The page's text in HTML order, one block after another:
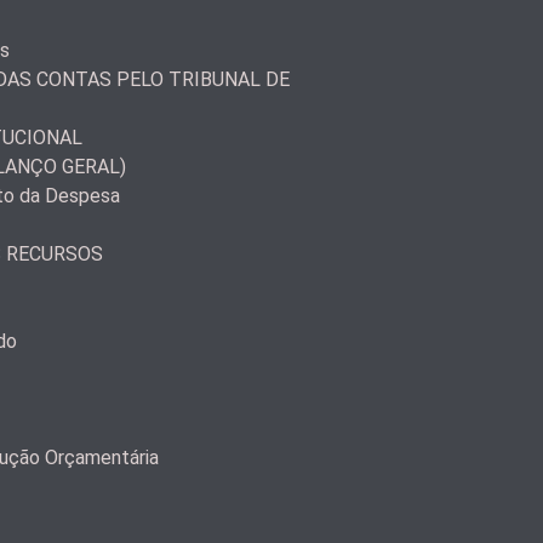
CONTAS PELO TRIBUNAL DE
GERAL)
da Despesa
Orçamentária